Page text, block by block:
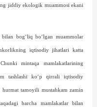
jiddiy ekologik muammosi ekani
bog‘liq bo‘lgan muammolar
iqtisodiy jihatlari katta
mintaqa mamlakatlarining
tashlashi ko‘p qirrali iqtisodiy
tamoyili mustahkam zamin
barcha mamlakatlar bilan